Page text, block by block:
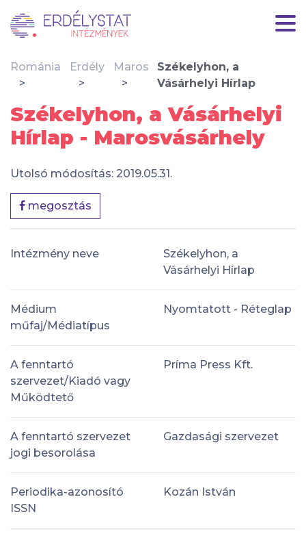
Románia Erdély Maros
Székelyhon, a
Vásárhelyi Hírlap
Székelyhon, a Vásárhelyi
Hírlap - Marosvásárhely
Utolsó módosítás: 2019.05.31.
megosztás
Intézmény neve
Székelyhon, a
Vásárhelyi Hírlap
Médium
műfaj/Médiatípus
Nyomtatott - Réteglap
A fenntartó
szervezet/Kiadó vagy
Működtető
Príma Press Kft.
A fenntartó szervezet
jogi besorolása
Gazdasági szervezet
Periodika-azonosító
ISSN
Kozán István